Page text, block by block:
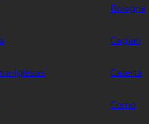
Bologna
Cagliari
Iglesias Caserta
Como